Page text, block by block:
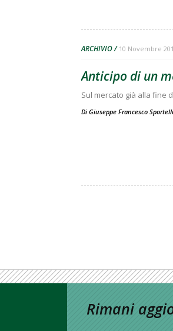
ARCHIVIO 10 Novembre
Anticipo di un
Sul mercato già alla fine
Di Giuseppe Francesco Sportelli
Rimani